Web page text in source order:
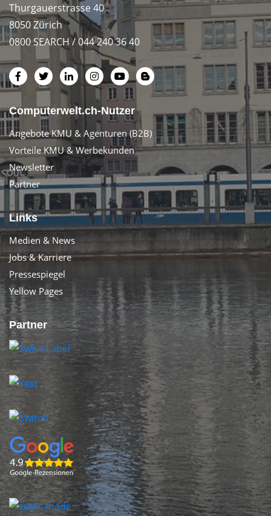
Thurgauerstrasse 40
8050 Zürich
0800 SEARCH / 044 240 36 40
Computerwelt.ch-Nutzer
Angebote KMU & Agenturen (B2B)
Vorteile KMU & Werbekunden
Newsletter
Partner
Links
Medien & News
Jobs & Karriere
Pressespiegel
Yellow Pages
Partner